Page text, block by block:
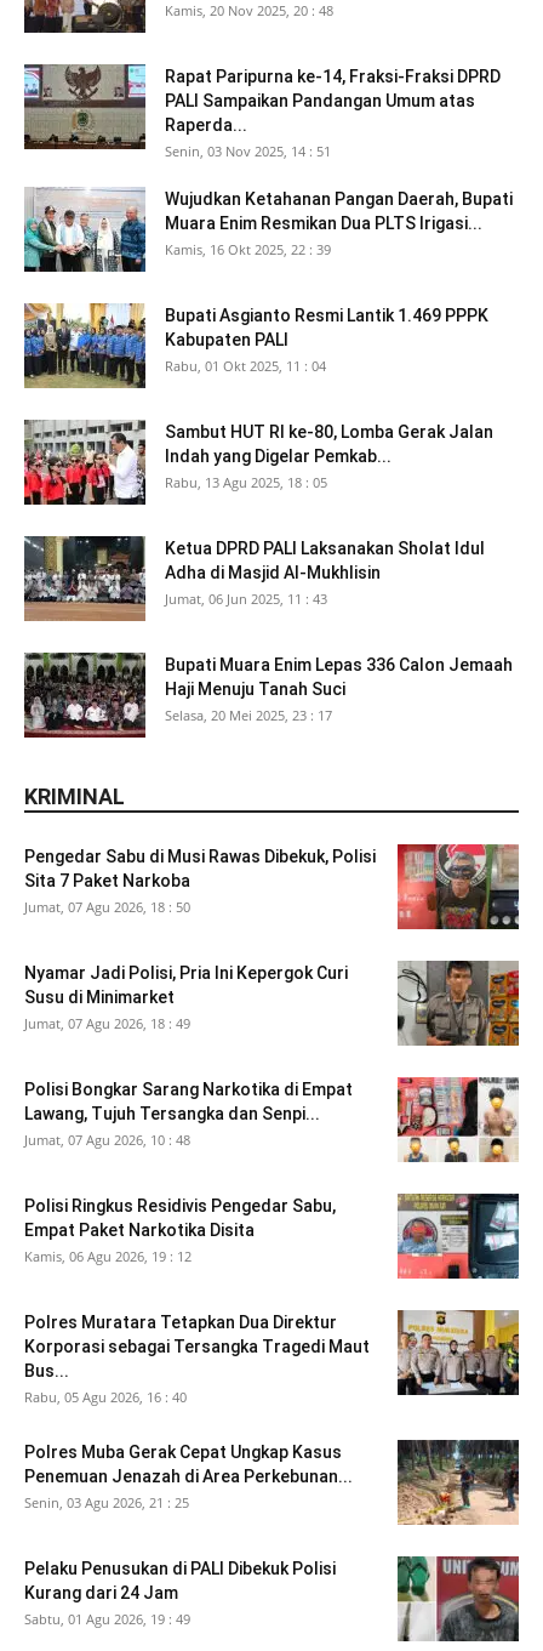
Kamis, 20 Nov 2025, 20 : 48
Rapat Paripurna ke-14, Fraksi-Fraksi DPRD
PALI Sampaikan Pandangan Umum atas
Raperda...
Senin, 03 Nov 2025, 14 : 51
Wujudkan Ketahanan Pangan Daerah, Bupati
Muara Enim Resmikan Dua PLTS Irigasi...
Kamis, 16 Okt 2025, 22 : 39
Bupati Asgianto Resmi Lantik 1.469 PPPK
Kabupaten PALI
Rabu, 01 Okt 2025, 11 : 04
Sambut HUT RI ke-80, Lomba Gerak Jalan
Indah yang Digelar Pemkab...
Rabu, 13 Agu 2025, 18 : 05
Ketua DPRD PALI Laksanakan Sholat Idul
Adha di Masjid Al-Mukhlisin
Jumat, 06 Jun 2025, 11 : 43
Bupati Muara Enim Lepas 336 Calon Jemaah
Haji Menuju Tanah Suci
Selasa, 20 Mei 2025, 23 : 17
KRIMINAL
Pengedar Sabu di Musi Rawas Dibekuk, Polisi
Sita 7 Paket Narkoba
Jumat, 07 Agu 2026, 18 : 50
Nyamar Jadi Polisi, Pria Ini Kepergok Curi
Susu di Minimarket
Jumat, 07 Agu 2026, 18 : 49
Polisi Bongkar Sarang Narkotika di Empat
Lawang, Tujuh Tersangka dan Senpi...
Jumat, 07 Agu 2026, 10 : 48
Polisi Ringkus Residivis Pengedar Sabu,
Empat Paket Narkotika Disita
Kamis, 06 Agu 2026, 19 : 12
Polres Muratara Tetapkan Dua Direktur
Korporasi sebagai Tersangka Tragedi Maut
Bus...
Rabu, 05 Agu 2026, 16 : 40
Polres Muba Gerak Cepat Ungkap Kasus
Penemuan Jenazah di Area Perkebunan...
Senin, 03 Agu 2026, 21 : 25
Pelaku Penusukan di PALI Dibekuk Polisi
Kurang dari 24 Jam
Sabtu, 01 Agu 2026, 19 : 49